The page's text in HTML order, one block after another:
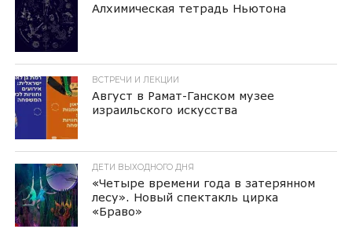
Алхимическая тетрадь Ньютона
ВСТРЕЧИ И ЛЕКЦИИ
Август в Рамат-Ганском музее
израильского искусства
ДЕТИ ВЫХОДНОГО ДНЯ
«Четыре времени года в затерянном
лесу». Новый спектакль цирка
«Браво»